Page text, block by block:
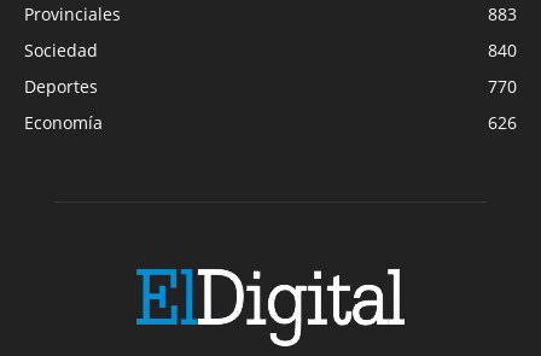
Provinciales
883
Sociedad
840
Deportes
770
Economía
626